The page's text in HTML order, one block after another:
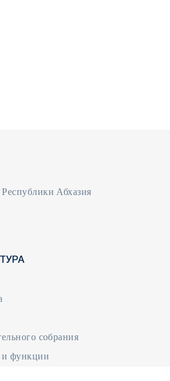
Абхазия
собрания
и функции